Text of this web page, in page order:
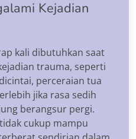
Kejadian
kali dibutuhkan saat
trauma, seperti
perceraian tua
jika rasa sedih
berangsur pergi.
cukup mampu